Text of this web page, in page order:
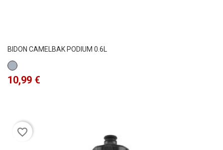
BIDON CAMELBAK PODIUM 0.6L
Gris
Precio
10,99 €
favorite_border